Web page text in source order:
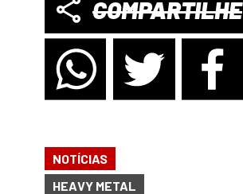
COMPARTILHE
NOTÍCIAS
HEAVY METAL